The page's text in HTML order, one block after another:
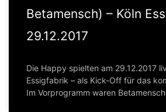
Betamensch) – Köln
29.12.2017
Die Happy spielten am 29.12.2017
Essigfabrik – als Kick-Off für das
Im Vorprogramm waren